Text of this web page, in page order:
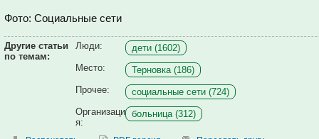
Фото: Социальные сети
Другие статьи
по темам:
Люди:
дети (1602)
Место:
Терновка (186)
Прочее:
социальные сети (724)
Организаци
я:
больница (312)